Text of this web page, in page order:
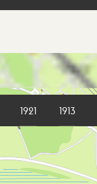
1921 1913